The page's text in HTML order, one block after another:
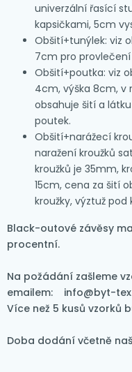
univerzální řasící
kapsičkami, 5cm
Obšití+tunýlek: viz
7cm pro
Obšití+poutka: viz
4cm, výška 8cm, v
obsahuje šití a
poutek.
Obšití+narážecí
naražení kroužků
kroužků je 35mm,
15cm, cena za šití
kroužky, výztuž pod
Black-outové závěsy
procentní.
Na požádání zašleme
emailem: info@byt-
Více než 5 kusů vzorků
Doba dodání včetně